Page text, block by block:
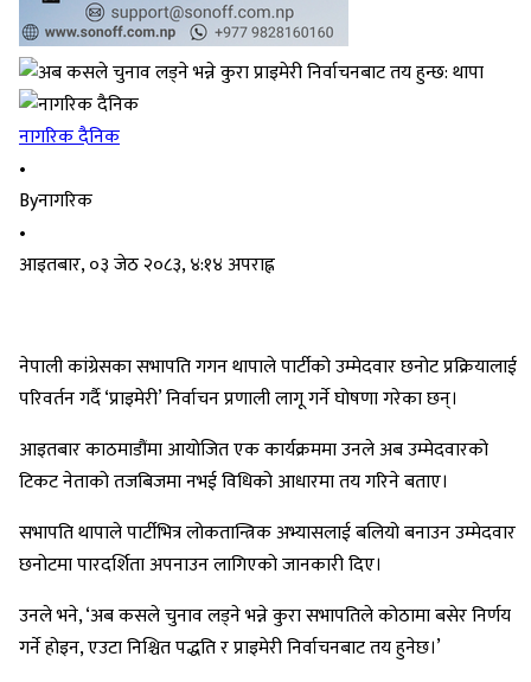
नागरिक दैनिक
•
Byनागरिक
•
आइतबार, ०३ जेठ २०८३, ४:१४ अपराह्न
नेपाली कांग्रेसका सभापति गगन थापाले पार्टीको उम्मेदवार छनोट प्रक्रियालाई
परिवर्तन गर्दै ‘प्राइमेरी’ निर्वाचन प्रणाली लागू गर्ने घोषणा गरेका छन्।
आइतबार काठमाडौंमा आयोजित एक कार्यक्रममा उनले अब उम्मेदवारको
टिकट नेताको तजबिजमा नभई विधिको आधारमा तय गरिने बताए।
सभापति थापाले पार्टीभित्र लोकतान्त्रिक अभ्यासलाई बलियो बनाउन उम्मेदवार
छनोटमा पारदर्शिता अपनाउन लागिएको जानकारी दिए।
उनले भने, ‘अब कसले चुनाव लड्ने भन्ने कुरा सभापतिले कोठामा बसेर निर्णय
गर्ने होइन, एउटा निश्चित पद्धति र प्राइमेरी निर्वाचनबाट तय हुनेछ।’